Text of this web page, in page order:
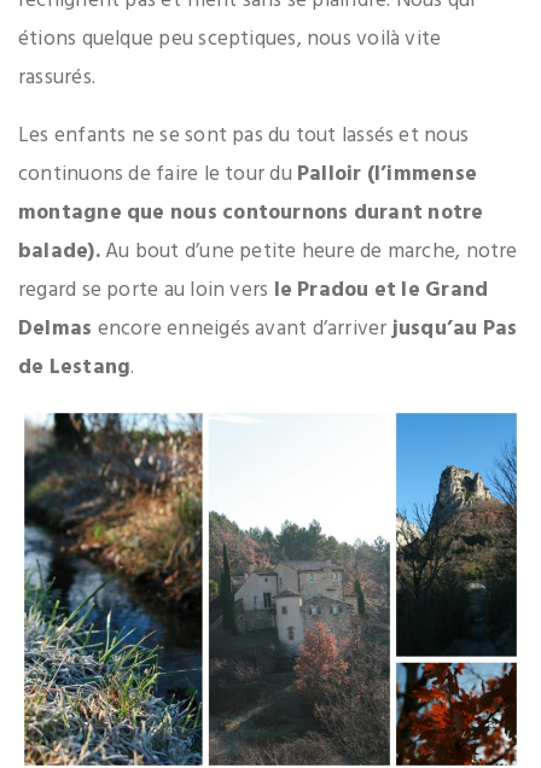
étions quelque peu sceptiques, nous voilà vite
rassurés.
Les enfants ne se sont pas du tout lassés et nous
continuons de faire le tour du Palloir (l’immense
montagne que nous contournons durant notre
balade).Au bout d’une petite heure de marche, notre
regard se porte au loin vers le Pradou et le Grand
Delmas encore enneigés avant d’arriverjusqu’au Pas
de Lestang.